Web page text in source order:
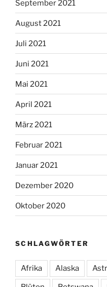
September 2021
August 2021
Juli 2021
Juni 2021
Mai 2021
April 2021
März 2021
Februar 2021
Januar 2021
Dezember 2020
Oktober 2020
SCHLAGWÖRTER
Afrika Alaska